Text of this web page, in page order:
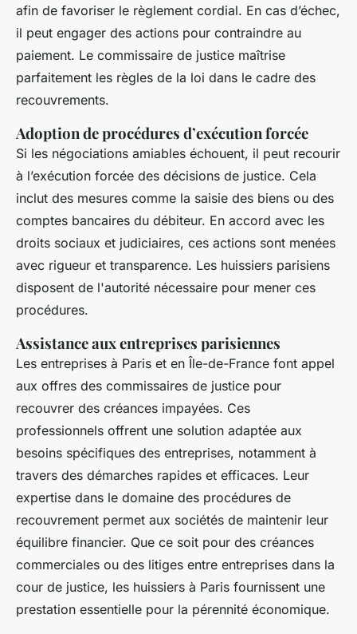
afin de favoriser le règlement cordial. En cas d’échec,
il peut engager des actions pour contraindre au
paiement. Le commissaire de justice maîtrise
parfaitement les règles de la loi dans le cadre des
recouvrements.
Adoption de procédures d’exécution forcée
Si les négociations amiables échouent, il peut recourir
à l’exécution forcée des décisions de justice. Cela
inclut des mesures comme la saisie des biens ou des
comptes bancaires du débiteur. En accord avec les
droits sociaux et judiciaires, ces actions sont menées
avec rigueur et transparence. Les huissiers parisiens
disposent de l'autorité nécessaire pour mener ces
procédures.
Assistance aux entreprises parisiennes
Les entreprises à Paris et en Île-de-France font appel
aux offres des commissaires de justice pour
recouvrer des créances impayées. Ces
professionnels offrent une solution adaptée aux
besoins spécifiques des entreprises, notamment à
travers des démarches rapides et efficaces. Leur
expertise dans le domaine des procédures de
recouvrement permet aux sociétés de maintenir leur
équilibre financier. Que ce soit pour des créances
commerciales ou des litiges entre entreprises dans la
cour de justice, les huissiers à Paris fournissent une
prestation essentielle pour la pérennité économique.